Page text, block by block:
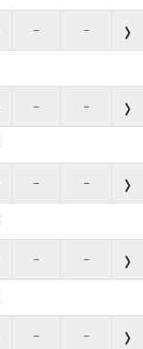
– –
– –
– –
– –
– –